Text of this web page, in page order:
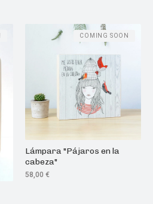
Lámpara "Pájaros en la
cabeza"
58,00 €
COMING SOON